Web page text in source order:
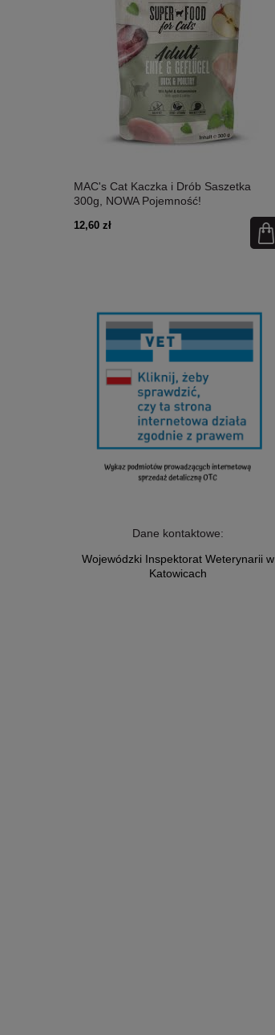
MAC's Cat Kaczka i Drób Saszetka
300g, NOWA Pojemność!
12,60 zł
Dane kontaktowe:
Wojewódzki Inspektorat Weterynarii w
Katowicach